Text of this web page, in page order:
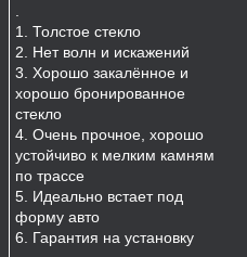
.
1. Толстое стекло
2. Нет волн и искажений
3. Хорошо закалённое и
хорошо бронированное
стекло
4. Очень прочное, хорошо
устойчиво к мелким камням
по трассе
5. Идеально встает под
форму авто
6. Гарантия на установку